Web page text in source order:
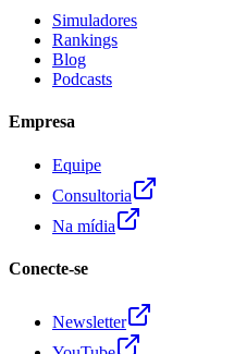
Simuladores
Rankings
Blog
Podcasts
Empresa
Equipe
Consultoria
Na mídia
Conecte-se
Newsletter